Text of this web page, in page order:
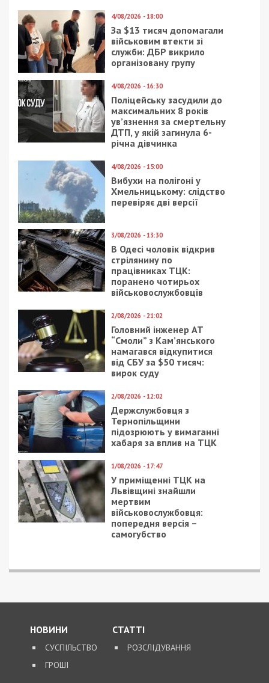
4/08/2026 - 18:00
За $13 тисяч допомагали
військовим втекти зі
служби: ДБР викрило
організовану групу
4/08/2026 - 16:30
Поліцейську засудили до
максимальних 8 років
ув’язнення за смертельну
ДТП, у якій загинула 6-
річна дівчинка
4/08/2026 - 15:00
Вибухи на полігоні у
Хмельницькому: слідство
перевіряє дві версії
3/08/2026 - 13:30
В Одесі чоловік відкрив
стрілянину по
працівниках ТЦК:
поранено чотирьох
військовослужбовців
2/08/2026 - 21:02
Головний інженер АТ
“Смоли” з Кам’янського
намагався відкупитися
від СБУ за $50 тисяч:
вирок суду
2/08/2026 - 12:02
Держслужбовця з
Тернопільщини
підозрюють у вимаганні
хабаря за вплив на ТЦК
1/08/2026 - 17:47
У приміщенні ТЦК на
Львівщині знайшли
мертвим
військовослужбовця:
попередня версія –
самогубство
НОВИНИ
СУСПІЛЬСТВО
ГРОШІ
СТАТТІ
РОЗСЛІДУВАННЯ